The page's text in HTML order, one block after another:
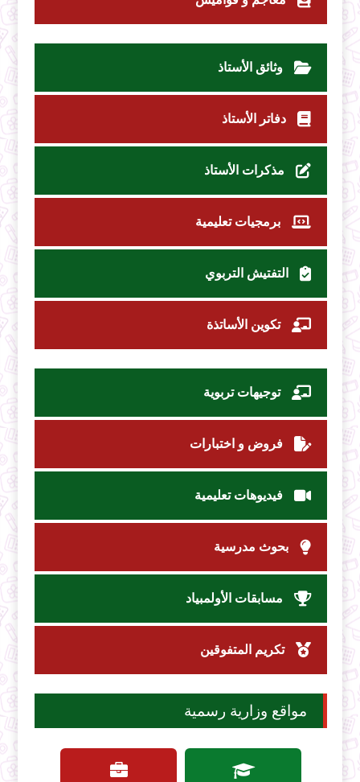
وثائق الأستاذ
دفاتر الأستاذ
مذكرات الأستاذ
برمجيات تعليمية
التفتيش التربوي
تكوين الأساتذة
توجيهات تربوية
فروض و اختبارات
فيديوهات تعليمية
بحوث مدرسية
مسابقات الأولمبياد
تكريم المتفوقين
مواقع وزارية رسمية